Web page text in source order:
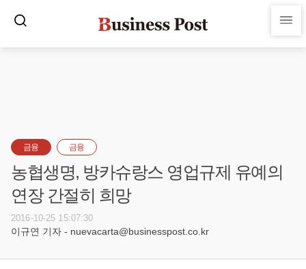
금융 금융
농협생명, 방카슈랑스 영업규제 유예의
연장 간절히 희망
2016-10-25 15:07:30
이규연 기자 - nuevacarta@businesspost.co.kr